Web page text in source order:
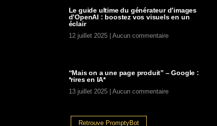
Le guide ultime du générateur d’images
d’OpenAI : boostez vos visuels en un
éclair
12 juillet 2025 Aucun commentaire
“Mais on a une page produit” – Google :
*rires en IA*
13 juillet 2025 Aucun commentaire
Retrouve PromptyBot